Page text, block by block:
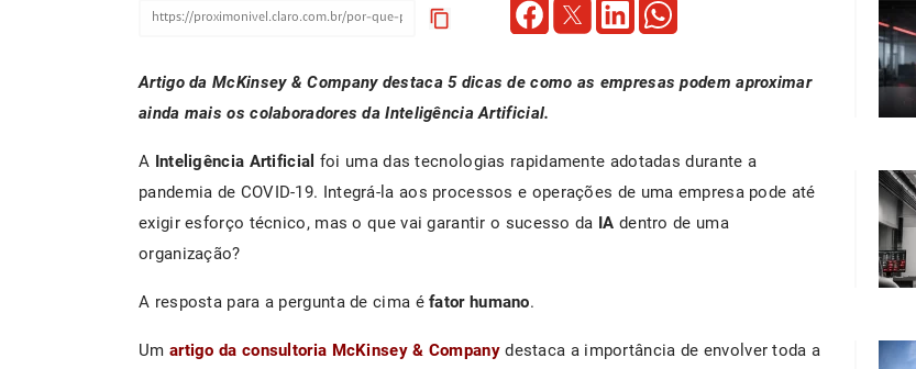
content_copy
Artigo da McKinsey & Company destaca 5 dicas de como as empresas podem aproximar
ainda mais os colaboradores da Inteligência Artificial.
A Inteligência Artificial foi uma das tecnologias rapidamente adotadas durante a
pandemia de COVID-19. Integrá-la aos processos e operações de uma empresa pode até
exigir esforço técnico, mas o que vai garantir o sucesso da IA dentro de uma
organização?
A resposta para a pergunta de cima éfator humano.
Um artigo da consultoria McKinsey & Companydestaca a importância de envolver toda a